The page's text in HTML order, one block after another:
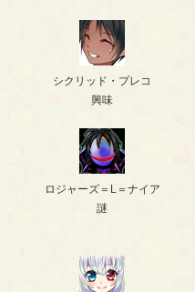
シクリッド・プレコ
興味
ロジャーズ＝L＝ナイア
謎